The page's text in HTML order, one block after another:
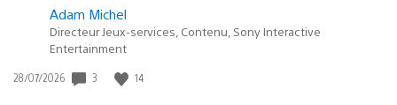
Adam Michel
Directeur Jeux-services, Contenu, Sony Interactive
Entertainment
Date
28/07/2026 3 14